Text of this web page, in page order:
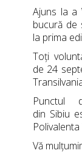
Ajuns la a
bucură de
la prima
Toți
de 24
Punctul
din Sibiu
Vă